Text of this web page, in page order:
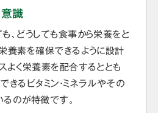
識
、どうしても食事から栄養をと
養素を確保できるように設計
よく栄養素を配合するととも
きるビタミン・ミネラルやその
のが特徴です。